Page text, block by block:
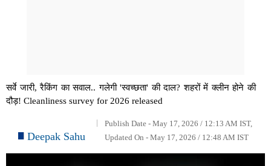
सर्वे जारी, रैकिंग का सवाल.. गलेगी 'स्वच्छता' की दाल? शहरों में क्लीन होने की
दौड़! Cleanliness survey for 2026 released
Deepak Sahu
Publish Date - May 17, 2026 / 12:13 AM IST,
Updated On - May 17, 2026 / 12:48 AM IST